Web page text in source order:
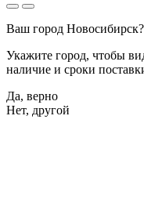
Ваш город Новосибирск?
Укажите город, чтобы
наличие и сроки
Да, верно
Нет, другой